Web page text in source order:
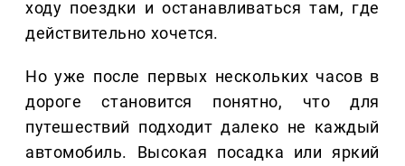
ходу поездки и останавливаться там, где
действительно хочется.
Но уже после первых нескольких часов в
дороге становится понятно, что для
путешествий подходит далеко не каждый
автомобиль. Высокая посадка или яркий